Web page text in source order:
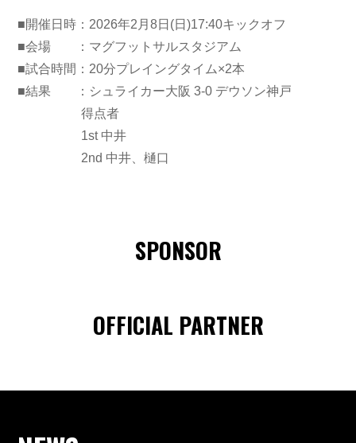
■開催日時：2026年2月8日(日)17:40キックオフ
■会場 ：マグフットサルスタジアム
■試合時間：20分プレイングタイム×2本
■結果 ：シュライカー大阪 3-0 デウソン神戸
得点者
1st 中井
2nd 中井、樋口
SPONSOR
OFFICIAL PARTNER